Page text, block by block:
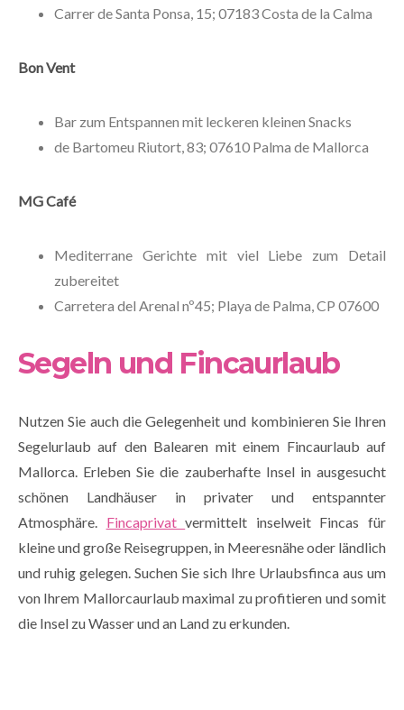
Carrer de Santa Ponsa, 15; 07183 Costa de la Calma
Bon Vent
Bar zum Entspannen mit leckeren kleinen Snacks
de Bartomeu Riutort, 83; 07610 Palma de Mallorca
MG Café
Mediterrane Gerichte mit viel Liebe zum Detail
zubereitet
Carretera del Arenal nº45; Playa de Palma, CP 07600
Segeln und Fincaurlaub
Nutzen Sie auch die Gelegenheit und kombinieren Sie Ihren
Segelurlaub auf den Balearen mit einem Fincaurlaub auf
Mallorca. Erleben Sie die zauberhafte Insel in ausgesucht
schönen Landhäuser in privater und entspannter
Atmosphäre. Fincaprivatvermittelt inselweit Fincas für
kleine und große Reisegruppen, in Meeresnähe oder ländlich
und ruhig gelegen. Suchen Sie sich Ihre Urlaubsfinca aus um
von Ihrem Mallorcaurlaub maximal zu profitieren und somit
die Insel zu Wasser und an Land zu erkunden.